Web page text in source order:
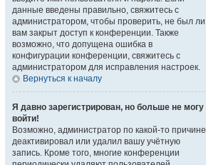
данные введены правильно, свяжитесь с
администратором, чтобы проверить, не был ли
вам закрыт доступ к конференции. Также
возможно, что допущена ошибка в
конфигурации конференции, свяжитесь с
администратором для исправления настроек.
Вернуться к началу
Я давно зарегистрирован, но больше не могу
войти!
Возможно, администратор по какой-то причине
деактивировал или удалил вашу учётную
запись. Кроме того, многие конференции